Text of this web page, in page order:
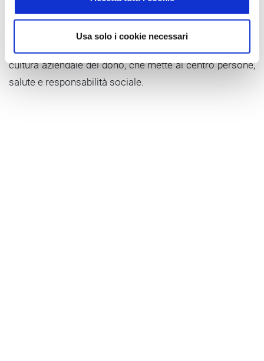
Usa solo i cookie necessari
sistemico, attivando le aziende italiane come hub di
prevenzione, solidarietà e benessere condiviso.
cultura aziendale del dono, che mette al centro persone,
salute e responsabilità sociale.